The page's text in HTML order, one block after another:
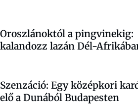
Oroszlánoktól a pingvinekig:
kalandozz lazán Dél-
Szenzáció: Egy középkori
elő a Dunából Budapesten